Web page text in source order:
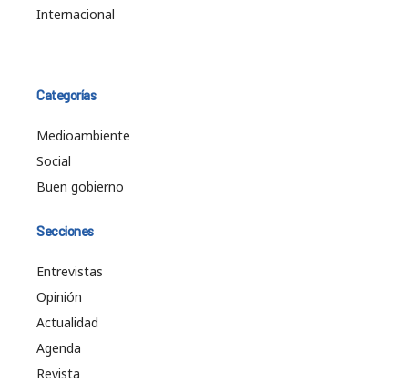
Internacional
Categorías
Medioambiente
Social
Buen gobierno
Secciones
Entrevistas
Opinión
Actualidad
Agenda
Revista